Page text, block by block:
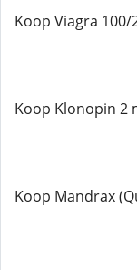
Koop Viagra
Koop Klonopin 2
Koop Mandrax